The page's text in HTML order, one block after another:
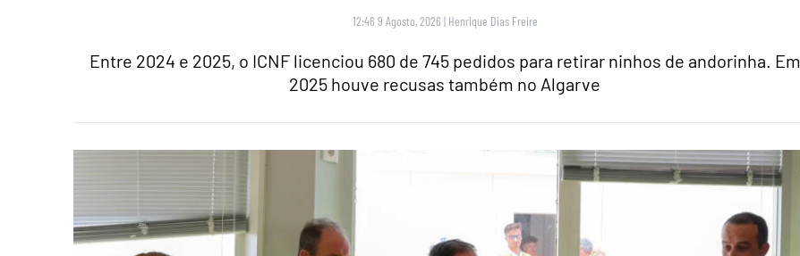
12:46 9 Agosto, 2026 | Henrique Dias Freire
Entre 2024 e 2025, o ICNF licenciou 680 de 745 pedidos para retirar ninhos de andorinha. Em
2025 houve recusas também no Algarve